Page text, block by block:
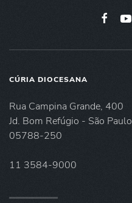
CÚRIA DIOCESANA
Rua Campina Grande, 400
Jd. Bom Refúgio - São Paulo
05788-250
11 3584-9000